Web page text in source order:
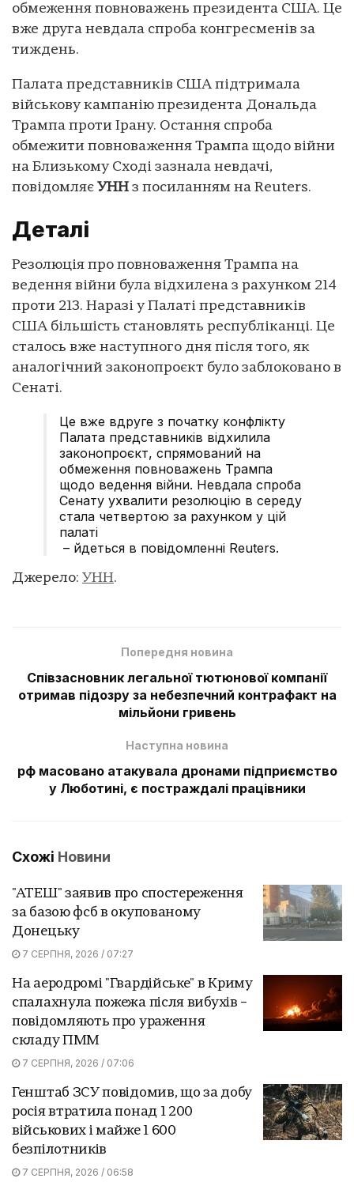
обмеження повноважень президента США. Це
вже друга невдала спроба конгресменів за
тиждень.
Палата представників США підтримала
військову кампанію президента Дональда
Трампа проти Ірану. Остання спроба
обмежити повноваження Трампа щодо війни
на Близькому Сході зазнала невдачі,
повідомляє УНН з посиланням на Reuters.
Деталі
Резолюція про повноваження Трампа на
ведення війни була відхилена з рахунком 214
проти 213. Наразі у Палаті представників
США більшість становлять республіканці. Це
сталось вже наступного дня після того, як
аналогічний законопроєкт було заблоковано в
Сенаті.
Це вже вдруге з початку конфлікту
Палата представників відхилила
законопроєкт, спрямований на
обмеження повноважень Трампа
щодо ведення війни. Невдала спроба
Сенату ухвалити резолюцію в середу
стала четвертою за рахунком у цій
палаті
– йдеться в повідомленні Reuters.
Джерело: УНН.
Попередня новина
Співзасновник легальної тютюнової компанії
отримав підозру за небезпечний контрафакт на
мільйони гривень
Наступна новина
рф масовано атакувала дронами підприємство
у Люботині, є постраждалі працівники
Схожі Новини
"АТЕШ" заявив про спостереження
за базою фсб в окупованому
Донецьку
7 СЕРПНЯ, 2026 / 07:27
На аеродромі "Гвардійське" в Криму
спалахнула пожежа після вибухів –
повідомляють про ураження
складу ПММ
7 СЕРПНЯ, 2026 / 07:06
Генштаб ЗСУ повідомив, що за добу
росія втратила понад 1 200
військових і майже 1 600
безпілотників
7 СЕРПНЯ, 2026 / 06:58